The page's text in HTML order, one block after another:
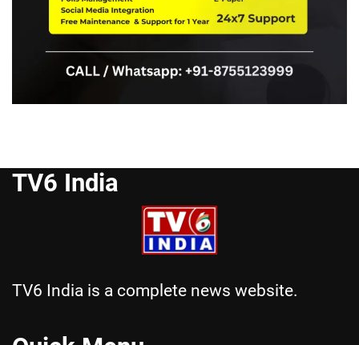
TV6 India
TV6 India is a complete news website.